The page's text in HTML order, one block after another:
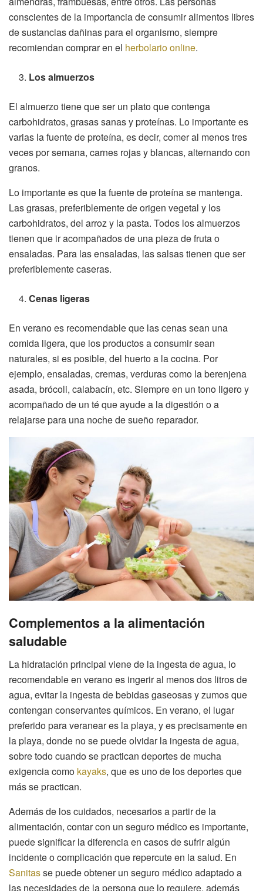
conscientes de la importancia de consumir alimentos libres
de sustancias dañinas para el organismo, siempre
recomiendan comprar en el herbolario online.
Los almuerzos
El almuerzo tiene que ser un plato que contenga
carbohidratos, grasas sanas y proteínas. Lo importante es
varias la fuente de proteína, es decir, comer al menos tres
veces por semana, carnes rojas y blancas, alternando con
granos.
Lo importante es que la fuente de proteína se mantenga.
Las grasas, preferiblemente de origen vegetal y los
carbohidratos, del arroz y la pasta. Todos los almuerzos
tienen que ir acompañados de una pieza de fruta o
ensaladas. Para las ensaladas, las salsas tienen que ser
preferiblemente caseras.
Cenas ligeras
En verano es recomendable que las cenas sean una
comida ligera, que los productos a consumir sean
naturales, si es posible, del huerto a la cocina. Por
ejemplo, ensaladas, cremas, verduras como la berenjena
asada, brócoli, calabacín, etc. Siempre en un tono ligero y
acompañado de un té que ayude a la digestión o a
relajarse para una noche de sueño reparador.
Complementos a la alimentación
saludable
La hidratación principal viene de la ingesta de agua, lo
recomendable en verano es ingerir al menos dos litros de
agua, evitar la ingesta de bebidas gaseosas y zumos que
contengan conservantes químicos. En verano, el lugar
preferido para veranear es la playa, y es precisamente en
la playa, donde no se puede olvidar la ingesta de agua,
sobre todo cuando se practican deportes de mucha
exigencia como kayaks, que es uno de los deportes que
más se practican.
Además de los cuidados, necesarios a partir de la
alimentación, contar con un seguro médico es importante,
puede significar la diferencia en casos de sufrir algún
incidente o complicación que repercute en la salud. En
Sanitasse puede obtener un seguro médico adaptado a
las necesidades de la persona que lo requiere, además